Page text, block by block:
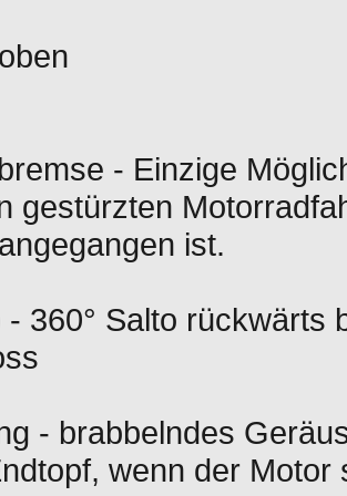
- Einzige
gestürzten
ist.
- 360° Salto rückwärts
- brabbelndes
wenn der Motor